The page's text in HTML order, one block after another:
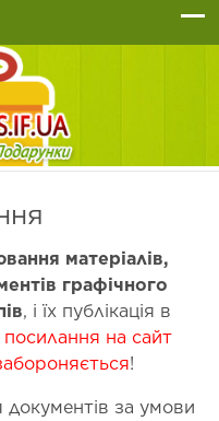
матеріалів,
графічного
, і їх публікація в
на сайт
!
за умови